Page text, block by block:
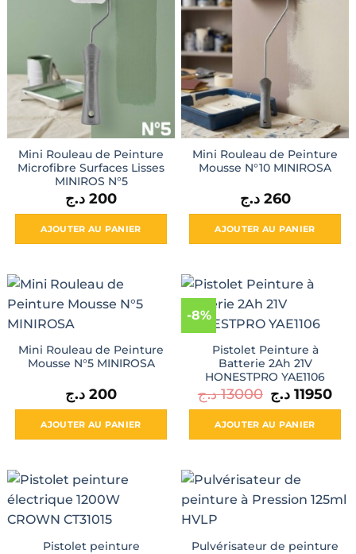
Mini Rouleau de Peinture
Microfibre Surfaces Lisses
MINIROS N°5
200 د.ج
AJOUTER AU PANIER
Mini Rouleau de Peinture
Mousse N°10 MINIROSA
260 د.ج
AJOUTER AU PANIER
Mini Rouleau de Peinture
Mousse N°5 MINIROSA
200 د.ج
AJOUTER AU PANIER
-8%
Pistolet Peinture à
Batterie 2Ah 21V
HONESTPRO YAE1106
13000 د.ج
Le
prix
initial
était :
11950 د.ج
Le
AJOUTER AU PANIER
Pistolet peinture
Pulvérisateur de peinture